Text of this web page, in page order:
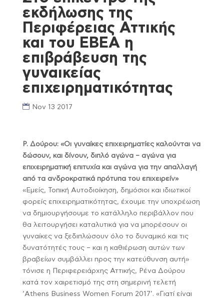
εκδήλωσης της
Περιφέρειας Αττικής
και του ΕΒΕΑ η
επιβράβευση της
γυναικείας
επιχειρηματικότητας
Nov 13 2017
Ρ. Δούρου: «Οι γυναίκες επιχειρηματίες καλούνται να
δώσουν, και δίνουν, διπλό αγώνα – αγώνα για
επιχειρηματική επιτυχία και αγώνα για την απαλλαγή
από τα ανδροκρατικά πρότυπα του επιχειρείν»
«Εμείς, Τοπική Αυτοδιοίκηση, δημόσιοι και ιδιωτικοί
φορείς επιχειρηματικότητας, έχουμε την υποχρέωση
να δημιουργήσουμε το κατάλληλο περιβάλλον που
θα λειτουργήσει καταλυτικά για να μπορέσουν οι
γυναίκες να ξεδιπλώσουν όλο το δυναμικό και τις
δυνατότητές τους – και η καθιέρωση αυτών των
βραβείων συμβάλλει προς την κατεύθυνση αυτή»
τόνισε η Περιφερειάρχης Αττικής, Ρένα Δούρου
κατά τον χαιρετισμό της στη σημερινή τελετή
‘Athens Business Women Forum 2017’. «Γιατί είναι